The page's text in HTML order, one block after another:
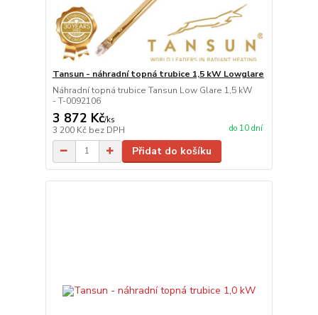
Tansun - náhradní topná trubice 1,5 kW Lowglare
Náhradní topná trubice Tansun Low Glare 1,5 kW
- T-0092106
3 872 Kč/ks
3 200 Kč bez DPH do 10 dní
Přidat do košíku